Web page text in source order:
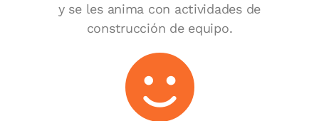
y se les anima con actividades de
construcción de equipo.